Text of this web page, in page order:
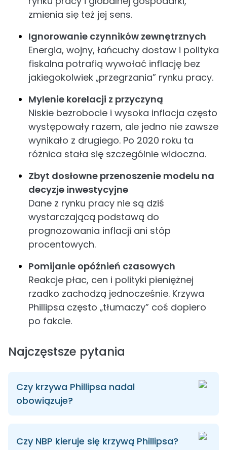
zmienia się też jej sens.
Ignorowanie czynników zewnętrznych
Energia, wojny, łańcuchy dostaw i polityka
fiskalna potrafią wywołać inflację bez
jakiegokolwiek „przegrzania” rynku pracy.
Mylenie korelacji z przyczyną
Niskie bezrobocie i wysoka inflacja często
występowały razem, ale jedno nie zawsze
wynikało z drugiego. Po 2020 roku ta
różnica stała się szczególnie widoczna.
Zbyt dosłowne przenoszenie modelu na
decyzje inwestycyjne
Dane z rynku pracy nie są dziś
wystarczającą podstawą do
prognozowania inflacji ani stóp
procentowych.
Pomijanie opóźnień czasowych
Reakcje płac, cen i polityki pieniężnej
rzadko zachodzą jednocześnie. Krzywa
Phillipsa często „tłumaczy” coś dopiero
po fakcie.
Najczęstsze pytania
Czy krzywa Phillipsa nadal
obowiązuje?
Czy NBP kieruje się krzywą Phillipsa?